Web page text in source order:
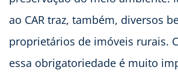
ao CAR traz, também, diversos
proprietários de imóveis rurais.
essa obrigatoriedade é muito